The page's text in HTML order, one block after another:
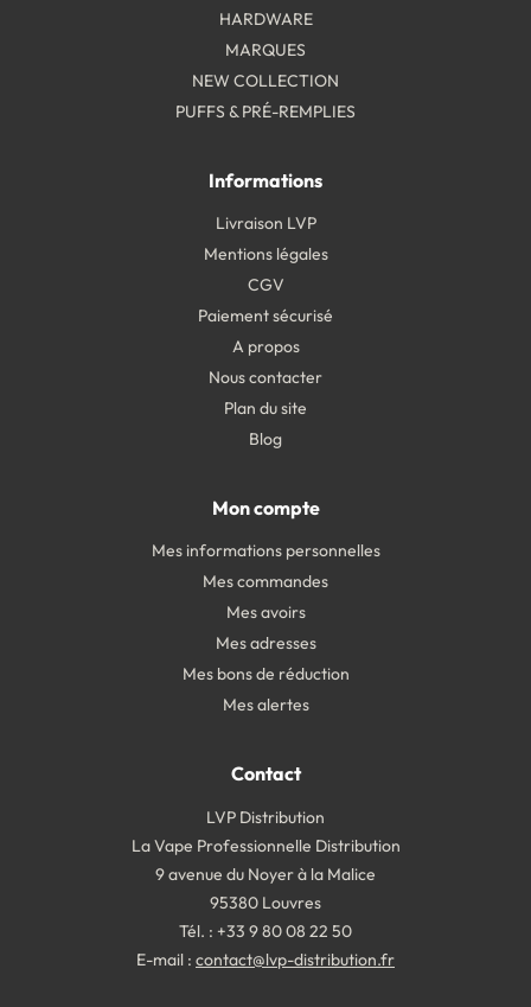
HARDWARE
MARQUES
NEW COLLECTION
PUFFS & PRÉ-REMPLIES
Informations
Livraison LVP
Mentions légales
CGV
Paiement sécurisé
A propos
Nous contacter
Plan du site
Blog
Mon compte
Mes informations personnelles
Mes commandes
Mes avoirs
Mes adresses
Mes bons de réduction
Mes alertes
Contact
LVP Distribution
La Vape Professionnelle Distribution
9 avenue du Noyer à la Malice
95380 Louvres
Tél. : +33 9 80 08 22 50
E-mail : contact@lvp-distribution.fr